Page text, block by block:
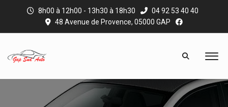
8h00 à 12h00 - 13h30 à 18h30
04 92 53 40 40
48 Avenue de Provence, 05000 GAP